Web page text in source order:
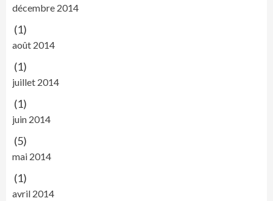
décembre 2014
(1)
août 2014
(1)
juillet 2014
(1)
juin 2014
(5)
mai 2014
(1)
avril 2014